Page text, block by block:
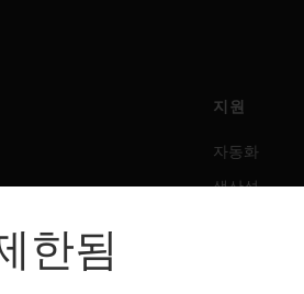
지원
자동화
생산성
한됨